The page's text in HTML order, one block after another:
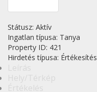
Státusz: Aktív
Ingatlan típusa: Tanya
Property ID: 421
Hirdetés típusa: Értékesítés